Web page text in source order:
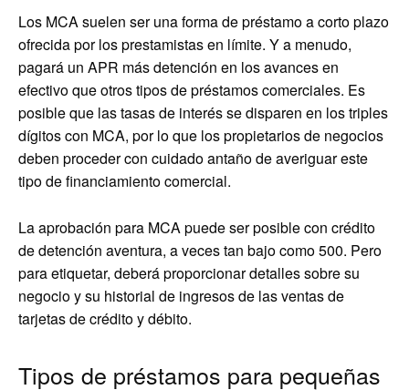
Los MCA suelen ser una forma de préstamo a corto plazo
ofrecida por los prestamistas en límite. Y a menudo,
pagará un APR más detención en los avances en
efectivo que otros tipos de préstamos comerciales. Es
posible que las tasas de interés se disparen en los triples
dígitos con MCA, por lo que los propietarios de negocios
deben proceder con cuidado antaño de averiguar este
tipo de financiamiento comercial.
La aprobación para MCA puede ser posible con crédito
de detención aventura, a veces tan bajo como 500. Pero
para etiquetar, deberá proporcionar detalles sobre su
negocio y su historial de ingresos de las ventas de
tarjetas de crédito y débito.
Tipos de préstamos para pequeñas